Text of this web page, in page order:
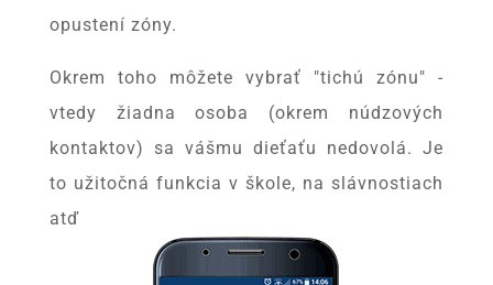
opustení zóny.
Okrem toho môžete vybrať "tichú zónu" -
vtedy žiadna osoba (okrem núdzových
kontaktov) sa vášmu dieťaťu nedovolá. Je
to užitočná funkcia v škole, na slávnostiach
atď